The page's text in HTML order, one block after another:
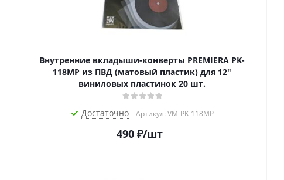
Внутренние вкладыши-конверты PREMIERA PK-
118MP из ПВД (матовый пластик) для 12"
виниловых пластинок 20 шт.
Достаточно Артикул: VM-PK-118MP
490 ₽/шт